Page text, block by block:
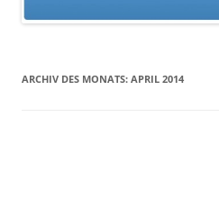
ARCHIV DES MONATS: APRIL 2014